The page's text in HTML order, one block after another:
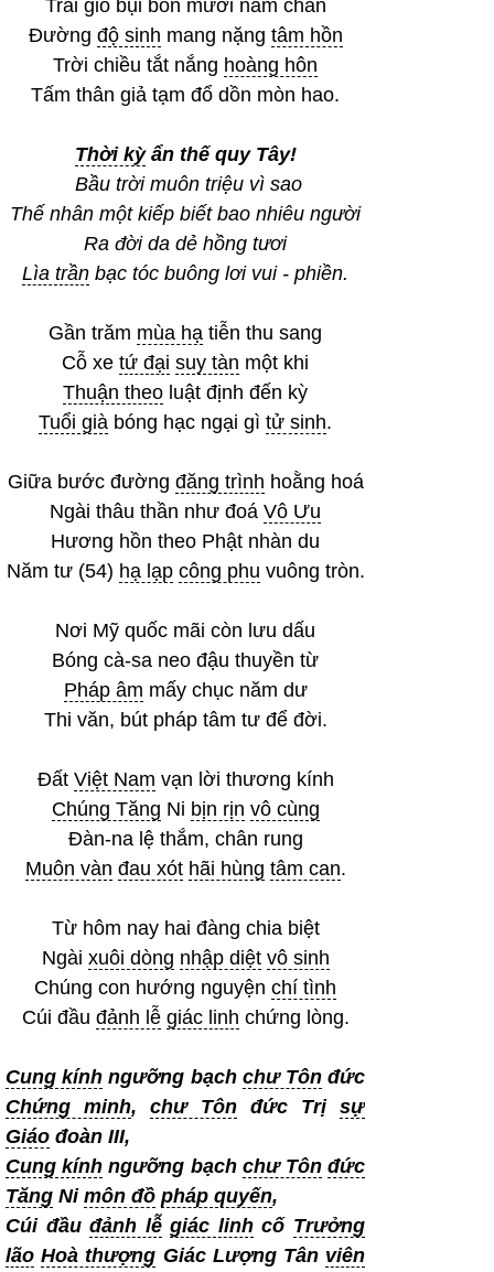
Trải gió bụi bốn mươi năm chẵn
Đường độ sinh mang nặng tâm hồn
Trời chiều tắt nắng hoàng hôn
Tấm thân giả tạm đổ dồn mòn hao.
Thời kỳẩn thế quy Tây!
Bầu trời muôn triệu vì sao
Thế nhân một kiếp biết bao nhiêu người
Ra đời da dẻ hồng tươi
Lìa trần bạc tóc buông lơi vui - phiền.
Gần trăm mùa hạ tiễn thu sang
Cỗ xe tứ đại suy tàn một khi
Thuận theo luật định đến kỳ
Tuổi già bóng hạc ngại gì tử sinh.
Giữa bước đường đăng trình hoằng hoá
Ngài thâu thần như đoá Vô Ưu
Hương hồn theo Phật nhàn du
Năm tư (54) hạ lạp công phu vuông tròn.
Nơi Mỹ quốc mãi còn lưu dấu
Bóng cà-sa neo đậu thuyền từ
Pháp âm mấy chục năm dư
Thi văn, bút pháp tâm tư để đời.
Đất Việt Nam vạn lời thương kính
Chúng Tăng Ni bịn rịn vô cùng
Đàn-na lệ thắm, chân rung
Muôn vàn đau xót hãi hùng tâm can.
Từ hôm nay hai đàng chia biệt
Ngài xuôi dòng nhập diệt vô sinh
Chúng con hướng nguyện chí tình
Cúi đầu đảnh lễ giác linh chứng lòng.
Cung kính ngưỡng bạch chư Tônđức
Chứng minh, chư Tôn đức Trị sự
Giáo đoàn III,
Cung kính ngưỡng bạch chư Tôn đức
Tăng Ni môn đồ pháp quyến,
Cúi đầuđảnh lễ giác linhcố Trưởng
lão Hoà thượng Giác Lượng Tân viên